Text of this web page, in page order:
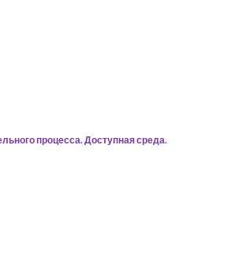
процесса. Доступная среда.